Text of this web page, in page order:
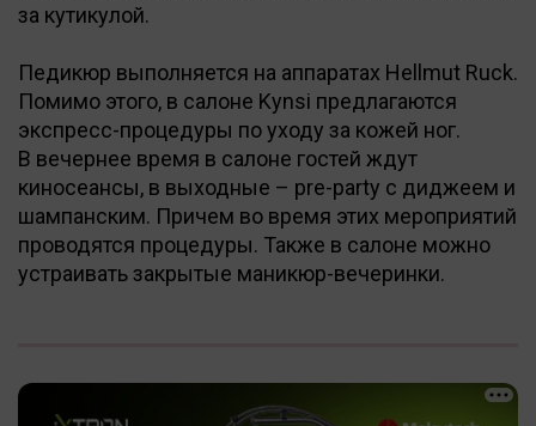
за кутикулой.
Педикюр выполняется на аппаратах Hellmut Ruck.
Помимо этого, в салоне Kynsi предлагаются
экспресс-процедуры по уходу за кожей ног.
В вечернее время в салоне гостей ждут
киносеансы, в выходные – pre-party с диджеем и
шампанским. Причем во время этих мероприятий
проводятся процедуры. Также в салоне можно
устраивать закрытые маникюр-вечеринки.